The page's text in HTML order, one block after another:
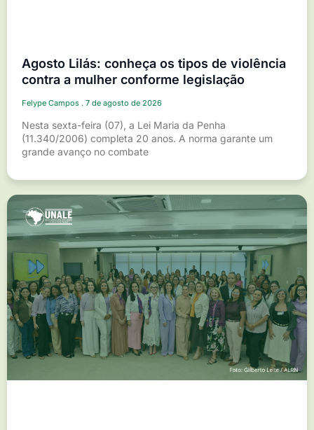
Agosto Lilás: conheça os tipos de violência
contra a mulher conforme legislação
Felype Campos 7 de agosto de 2026
Nesta sexta-feira (07), a Lei Maria da Penha
(11.340/2006) completa 20 anos. A norma garante um
grande avanço no combate